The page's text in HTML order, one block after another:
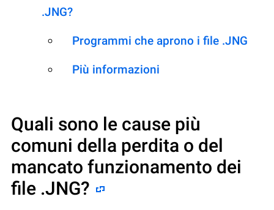
.JNG?
Programmi che aprono i file .JNG
Più informazioni
Quali sono le cause più
comuni della perdita o del
mancato funzionamento dei
file .JNG?